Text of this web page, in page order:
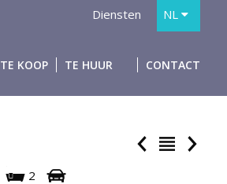
Diensten
NL
TE KOOP TE HUUR CONTACT
2